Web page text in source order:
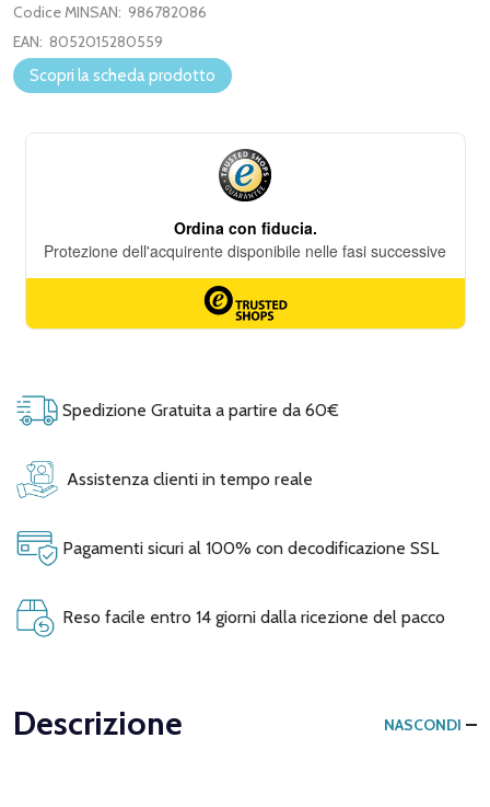
Codice MINSAN: 986782086
EAN: 8052015280559
Scopri la scheda prodotto
Spedizione Gratuita a partire da 60€
Assistenza clienti in tempo reale
Pagamenti sicuri al 100% con decodificazione SSL
Reso facile entro 14 giorni dalla ricezione del pacco
Descrizione NASCONDI